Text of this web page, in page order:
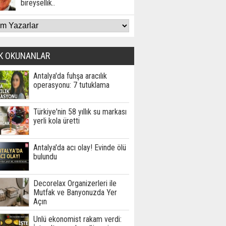
bireysellik..
OKUNANLAR
Antalya'da fuhşa aracılık
operasyonu: 7 tutuklama
Türkiye'nin 58 yıllık su markası
yerli kola üretti
Antalya'da acı olay! Evinde ölü
bulundu
Decorelax Organizerleri ile
Mutfak ve Banyonuzda Yer
Açın
Ünlü ekonomist rakam verdi: